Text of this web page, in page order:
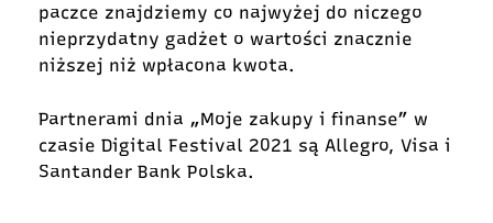
paczce znajdziemy co najwyżej do niczego
nieprzydatny gadżet o wartości znacznie
niższej niż wpłacona kwota.
Partnerami dnia „Moje zakupy i finanse” w
czasie Digital Festival 2021 są Allegro, Visa i
Santander Bank Polska.